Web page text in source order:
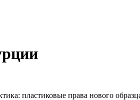
пластиковые права нового